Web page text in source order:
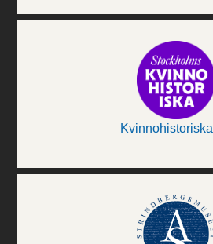
Kvinnohistoriska